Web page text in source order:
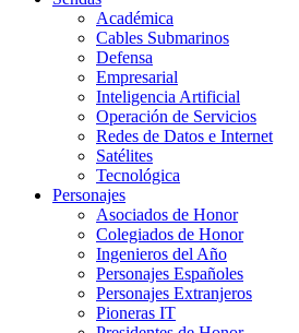
Académica
Cables Submarinos
Defensa
Empresarial
Inteligencia Artificial
Operación de Servicios
Redes de Datos e Internet
Satélites
Tecnológica
Personajes
Asociados de Honor
Colegiados de Honor
Ingenieros del Año
Personajes Españoles
Personajes Extranjeros
Pioneras IT